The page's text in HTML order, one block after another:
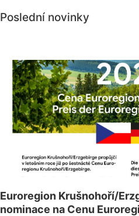
Poslední novinky
Euroregion Krušnohoří/
nominace na Cenu